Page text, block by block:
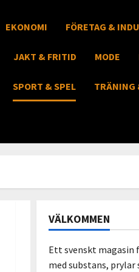
EKONOMI FÖRETAG &
JAKT & FRITID MODE
SPORT & SPEL TRÄNING
VÄLKOMMEN
Ett svenskt
med substans, prylar